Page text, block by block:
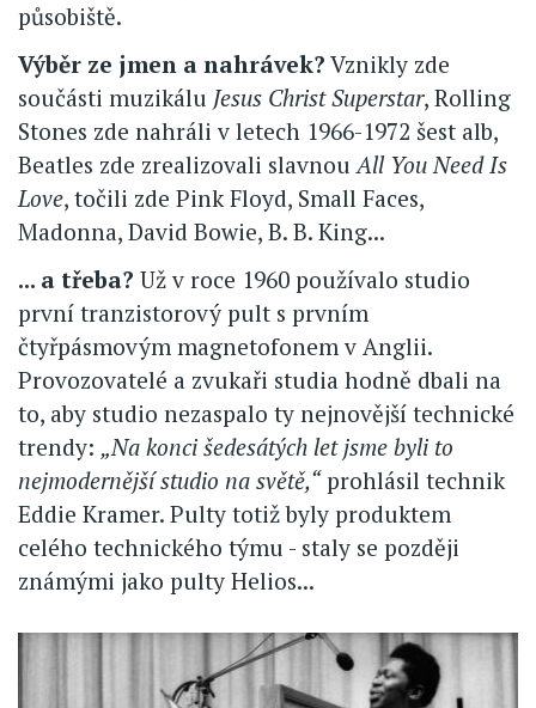
působiště.
Výběr ze jmen a nahrávek? Vznikly zde
součásti muzikálu Jesus Christ Superstar, Rolling
Stones zde nahráli v letech 1966-1972 šest alb,
Beatles zde zrealizovali slavnouAll You Need Is
Love, točili zde Pink Floyd, Small Faces,
Madonna, David Bowie, B. B. King...
... a třeba? Už v roce 1960 používalo studio
první tranzistorový pult s prvním
čtyřpásmovým magnetofonem v Anglii.
Provozovatelé a zvukaři studia hodně dbali na
to, aby studio nezaspalo ty nejnovější technické
trendy: „Na konci šedesátých let jsme byli to
nejmodernější studio na světě,“prohlásil technik
Eddie Kramer. Pulty totiž byly produktem
celého technického týmu - staly se později
známými jako pulty Helios...